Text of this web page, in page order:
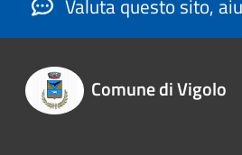
Valuta questo sito,
Comune di Vigolo